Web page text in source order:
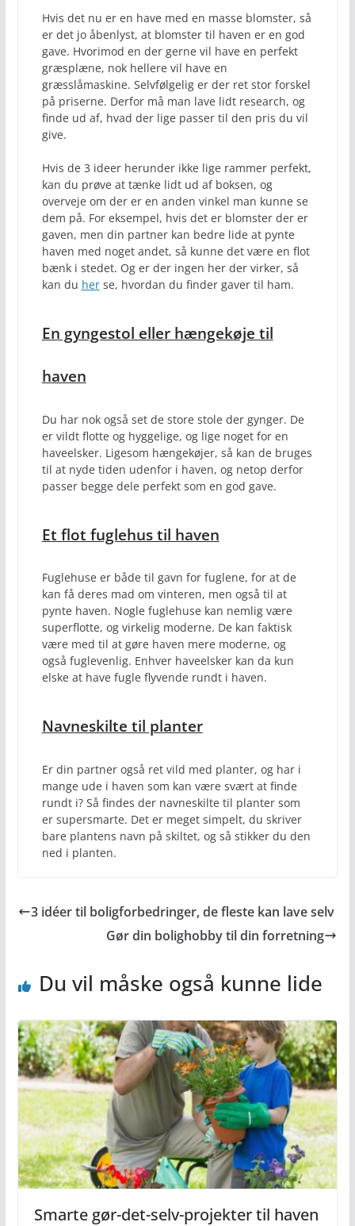
Hvis det nu er en have med en masse blomster, så
er det jo åbenlyst, at blomster til haven er en god
gave. Hvorimod en der gerne vil have en perfekt
græsplæne, nok hellere vil have en
græsslåmaskine. Selvfølgelig er der ret stor forskel
på priserne. Derfor må man lave lidt research, og
finde ud af, hvad der lige passer til den pris du vil
give.
Hvis de 3 ideer herunder ikke lige rammer perfekt,
kan du prøve at tænke lidt ud af boksen, og
overveje om der er en anden vinkel man kunne se
dem på. For eksempel, hvis det er blomster der er
gaven, men din partner kan bedre lide at pynte
haven med noget andet, så kunne det være en flot
bænk i stedet. Og er der ingen her der virker, så
kan du herse, hvordan du finder gaver til ham.
En gyngestol eller hængekøje til
haven
Du har nok også set de store stole der gynger. De
er vildt flotte og hyggelige, og lige noget for en
haveelsker. Ligesom hængekøjer, så kan de bruges
til at nyde tiden udenfor i haven, og netop derfor
passer begge dele perfekt som en god gave.
Et flot fuglehus til haven
Fuglehuse er både til gavn for fuglene, for at de
kan få deres mad om vinteren, men også til at
pynte haven. Nogle fuglehuse kan nemlig være
superflotte, og virkelig moderne. De kan faktisk
være med til at gøre haven mere moderne, og
også fuglevenlig. Enhver haveelsker kan da kun
elske at have fugle flyvende rundt i haven.
Navneskilte til planter
Er din partner også ret vild med planter, og har i
mange ude i haven som kan være svært at finde
rundt i? Så findes der navneskilte til planter som
er supersmarte. Det er meget simpelt, du skriver
bare plantens navn på skiltet, og så stikker du den
ned i planten.
3 idéer til boligforbedringer, de fleste kan lave selv
Gør din bolighobby til din forretning
Du vil måske også kunne lide
Smarte gør-det-selv-projekter til haven